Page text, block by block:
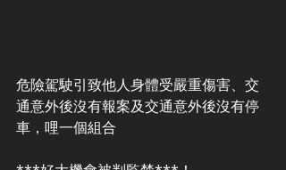
危險駕駛引致他人身體受嚴重傷害、交
通意外後沒有報案及交通意外後沒有停
車，哩一個組合